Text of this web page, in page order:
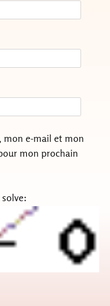
mon e-mail et mon
mon prochain